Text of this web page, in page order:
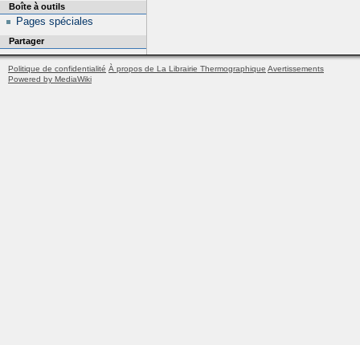
Boîte à outils
Pages spéciales
Partager
Politique de confidentialité À propos de La Librairie Thermographique Avertissements
Powered by MediaWiki